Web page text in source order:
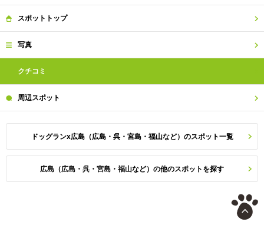
スポット トップ
写真
クチコミ
周辺スポット
ドッグランx広島（広島・呉・宮島・福山など）のスポット一覧
広島（広島・呉・宮島・福山など）の他のスポットを探す